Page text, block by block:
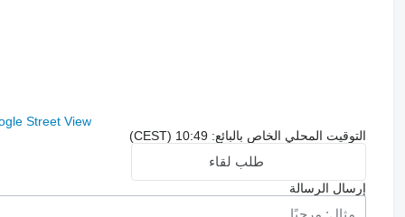
Street View
التوقيت المحلي الخاص بالبائع: 10:49 (CEST)
طلب لقاء
إرسال الرسالة